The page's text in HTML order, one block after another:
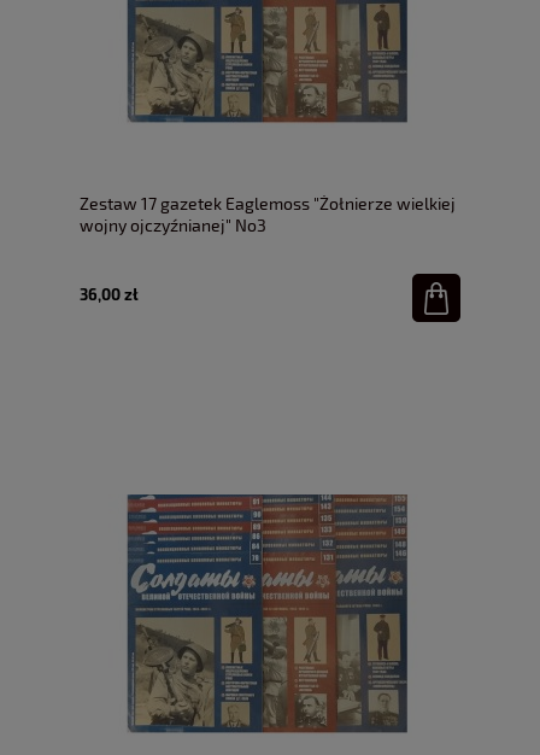
Zestaw 17 gazetek Eaglemoss "Żołnierze wielkiej
wojny ojczyźnianej" No3
36,00 zł